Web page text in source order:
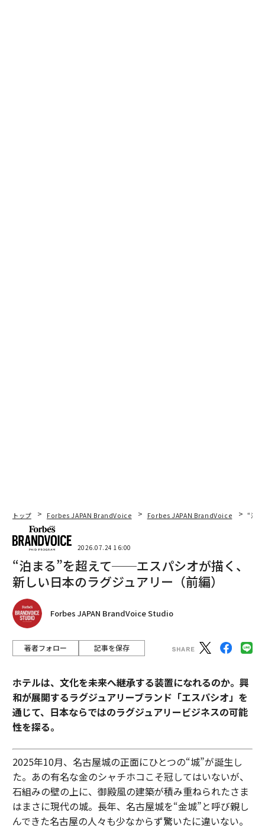
トップ Forbes JAPAN BrandVoice Forbes JAPAN BrandVoice “泊
2026.07.24 16:00
“泊まる”を超えて──エスパシオが描く、
新しい日本のラグジュアリー（前編）
Forbes JAPAN BrandVoice Studio
著者フォロー 記事を保存
ホテルは、文化を未来へ継承する装置になれるのか。興
和が展開するラグジュアリーブランド「エスパシオ」を
通じて、日本ならではのラグジュアリービジネスの可能
性を探る。
2025年10月、名古屋城の正面にひとつの“城”が誕生し
た。あの有名な金のシャチホコこそ冠してはいないが、
石組みの壁の上に、御殿風の建築が積み重ねられたさま
はまさに現代の城。長年、名古屋城を“金城”と呼び親し
んできた名古屋の人々も少なからず驚いたに違いない。